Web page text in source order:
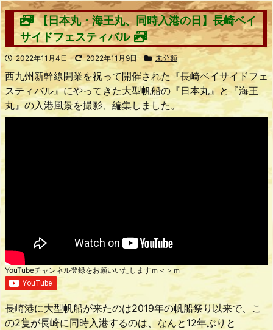
【日本丸・海王丸、同時入港の日】長崎ベイ
サイドフェスティバル
2022年11月4日 2022年11月9日 未分類
西九州新幹線開業を祝って開催された『長崎ベイサイドフェ
スティバル』にやってきた大型帆船の『日本丸』と『海王
丸』の入港風景を撮影、編集しました。
YouTubeチャンネル登録をお願いいたしますｍ＜＞ｍ
長崎港に大型帆船が来たのは2019年の帆船祭り以来で、こ
の2隻が長崎に同時入港するのは、なんと12年ぶりと